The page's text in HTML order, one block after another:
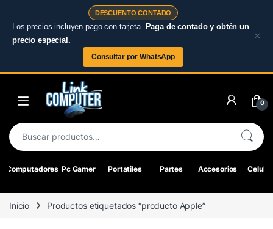
DESCUENTO CONTADO
Los precios incluyen pago con tarjeta. Paga de contado y obtén un
precio especial.
Consultar por WhatsApp
×
Skip to navigation
0
Buscar por:
Computadores Pc Gamer Portatiles Partes Accesorios
Inicio Productos etiquetados “producto Apple”